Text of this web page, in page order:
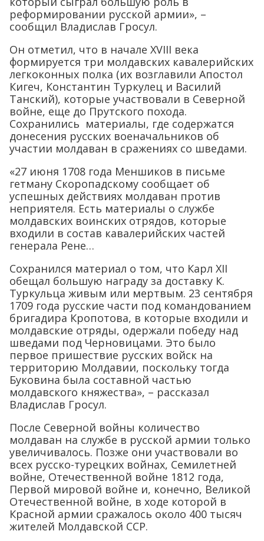
реформировании русской армии», –
сообщил Владислав Гросул.
Он отметил, что в начале XVIII века
формируется три молдавских кавалерийских
легкоконных полка (их возглавили Апостол
Кигеч, Константин Туркулец и Василий
Танский), которые участвовали в Северной
войне, еще до Прутского похода.
Сохранились материалы, где содержатся
донесения русских военачальников об
участии молдаван в сражениях со шведами.
«27 июня 1708 года Меншиков в письме
гетману Скоропадскому сообщает об
успешных действиях молдаван против
неприятеля. Есть материалы о службе
молдавских воинских отрядов, которые
входили в состав кавалерийских частей
генерала Рене…
Сохранился материал о том, что Карл XII
обещал большую награду за доставку К.
Туркульца живым или мертвым. 23 сентября
1709 года русские части под командованием
бригадира Кропотова, в которые входили и
молдавские отряды, одержали победу над
шведами под Черновицами. Это было
первое пришествие русских войск на
территорию Молдавии, поскольку тогда
Буковина была составной частью
молдавского княжества», – рассказал
Владислав Гросул.
После Северной войны количество
молдаван на службе в русской армии только
увеличивалось. Позже они участвовали во
всех русско-турецких войнах, Семилетней
войне, Отечественной войне 1812 года,
Первой мировой войне и, конечно, Великой
Отечественной войне, в ходе которой в
Красной армии сражалось около 400 тысяч
жителей Молдавской ССР.